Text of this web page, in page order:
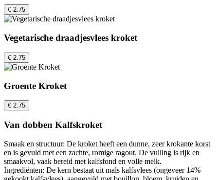
€ 2.75
Vegetarische draadjesvlees kroket
€ 2.75
Groente Kroket
€ 2.75
Van dobben Kalfskroket
Smaak en structuur: De kroket heeft een dunne, zeer krokante korst
en is gevuld met een zachte, romige ragout. De vulling is rijk en
smaakvol, vaak bereid met kalfsfond en volle melk.
Ingrediënten: De kern bestaat uit mals kalfsvlees (ongeveer 14%